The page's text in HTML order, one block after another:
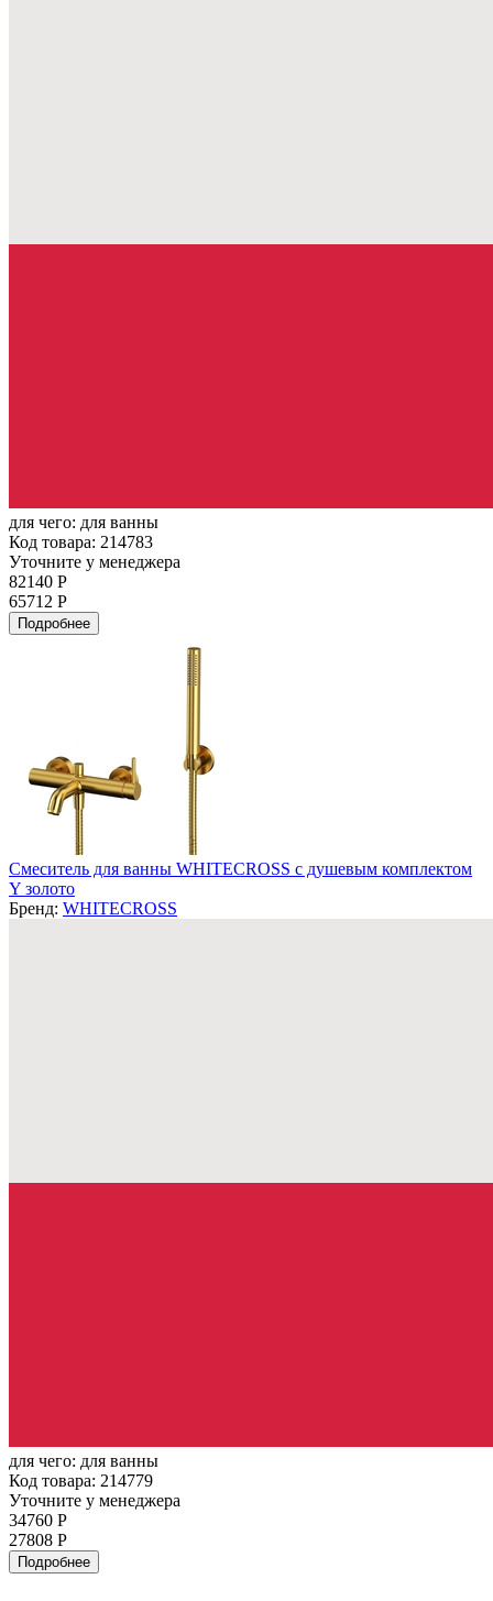
для чего: для ванны
Код товара: 214783
Уточните у менеджера
82140 Р
65712 Р
Подробнее
Смеситель для ванны WHITECROSS с душевым комплектом
Y золото
Бренд: WHITECROSS
для чего: для ванны
Код товара: 214779
Уточните у менеджера
34760 Р
27808 Р
Подробнее